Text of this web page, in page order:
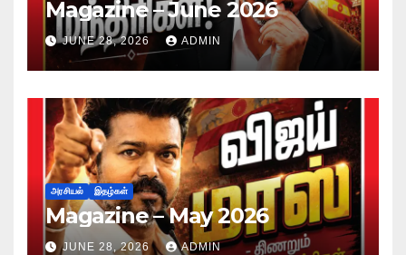
Magazine – June 2026
JUNE 28, 2026 ADMIN
அரசியல் இதழ்கள்
Magazine – May 2026
JUNE 28, 2026 ADMIN